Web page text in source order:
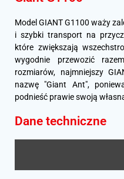
Model GIANT G1100 waży
i szybki transport na
które zwiększają
wygodnie przewozić
rozmiarów, najmniejszy
nazwę "Giant Ant",
podnieść prawie swoją
Dane techniczne